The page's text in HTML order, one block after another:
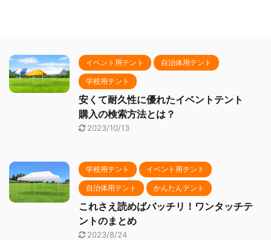
イベント用テント 自治体用テント
学校用テント
安くて耐久性に優れたイベントテント
購入の検索方法とは？
2023/10/13
学校用テント イベント用テント
自治体用テント かんたんテント
これさえ読めばバッチリ！ワンタッチテ
ントのまとめ
2023/8/24